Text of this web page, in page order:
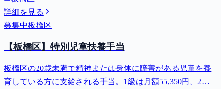
詳細を見る
募集中板橋区
【板橋区】特別児童扶養手当
板橋区の20歳未満で精神または身体に障害がある児童を養
育している方に支給される手当。1級は月額55,350円、2級